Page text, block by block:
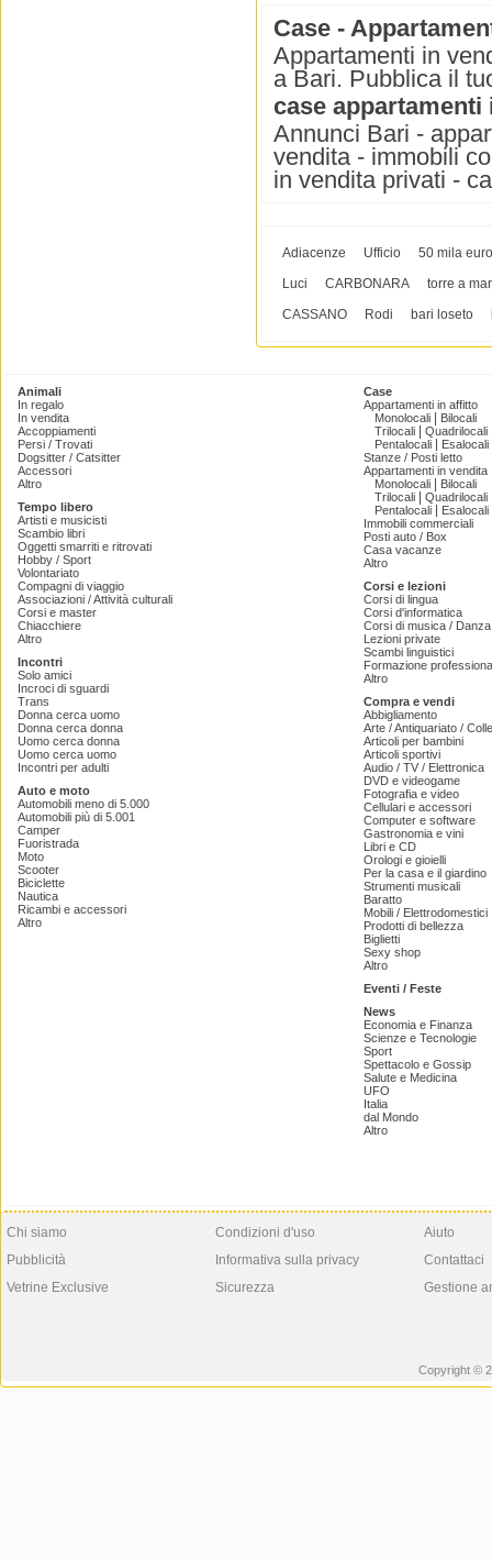
Case -
Appartamenti in
a Bari. Pubblica il
case appartamenti
Annunci Bari -
vendita - immobili
in vendita privati -
Adiacenze Ufficio
50 mila euro
Luci
CARBONARA
torre a
CASSANO
Rodi bari loseto
Animali
In regalo
In vendita
Accoppiamenti
Persi / Trovati
Dogsitter / Catsitter
Accessori
Altro
Tempo libero
Artisti e musicisti
Scambio libri
Oggetti smarriti e ritrovati
Hobby / Sport
Volontariato
Compagni di viaggio
Associazioni / Attività culturali
Corsi e master
Chiacchiere
Altro
Incontri
Solo amici
Incroci di sguardi
Trans
Donna cerca uomo
Donna cerca donna
Uomo cerca donna
Uomo cerca uomo
Incontri per adulti
Auto e moto
Automobili meno di 5.000
Automobili più di 5.001
Camper
Fuoristrada
Moto
Scooter
Biciclette
Nautica
Ricambi e accessori
Altro
Case
Appartamenti in affitto
Monolocali
Bilocali
Trilocali
Quadrilocali
Pentalocali
Esalocali
Stanze / Posti letto
Appartamenti in vendita
Monolocali
Bilocali
Trilocali
Quadrilocali
Pentalocali
Esalocali
Immobili commerciali
Posti auto / Box
Casa vacanze
Altro
Corsi e lezioni
Corsi di lingua
Corsi d'informatica
Corsi di musica /
Lezioni private
Scambi linguistici
Formazione
Altro
Compra e vendi
Abbigliamento
Arte / Antiquariato /
Articoli per bambini
Articoli sportivi
Audio / TV / Elettronica
DVD e videogame
Fotografia e video
Cellulari e accessori
Computer e software
Gastronomia e vini
Libri e CD
Orologi e gioielli
Per la casa e il giardino
Strumenti musicali
Baratto
Mobili / Elettrodomestici
Prodotti di bellezza
Biglietti
Sexy shop
Altro
Eventi / Feste
News
Economia e Finanza
Scienze e Tecnologie
Sport
Spettacolo e Gossip
Salute e Medicina
UFO
Italia
dal Mondo
Altro
Chi siamo
Pubblicità
Vetrine Exclusive
Condizioni d'uso
Informativa sulla privacy
Sicurezza
Aiuto
Contattaci
Gestione
Copyright ©